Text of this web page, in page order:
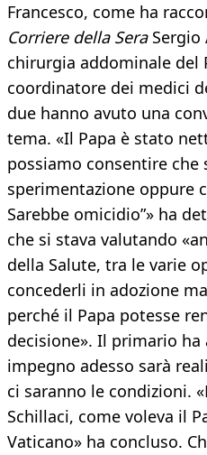
Francesco, come ha
Corriere della SeraSergio
chirurgia addominale del
coordinatore dei medici
due hanno avuto una
tema. «Il Papa è stato
possiamo consentire che
sperimentazione oppure
Sarebbe omicidio”» ha
che si stava valutando
della Salute, tra le varie
concederli in adozione
perché il Papa potesse
decisione». Il primario
impegno adesso sarà
ci saranno le condizioni.
Schillaci, come voleva il
Vaticano» ha concluso.